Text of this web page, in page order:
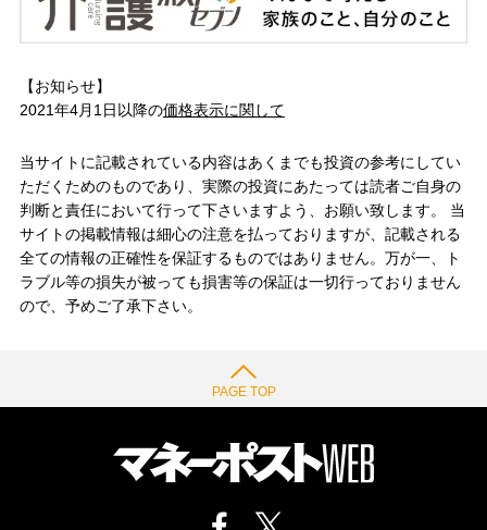
【お知らせ】
2021年4月1日以降の価格表示に関して
当サイトに記載されている内容はあくまでも投資の参考にしてい
ただくためのものであり、実際の投資にあたっては読者ご自身の
判断と責任において行って下さいますよう、お願い致します。 当
サイトの掲載情報は細心の注意を払っておりますが、記載される
全ての情報の正確性を保証するものではありません。万が一、ト
ラブル等の損失が被っても損害等の保証は一切行っておりません
ので、予めご了承下さい。
PAGE TOP